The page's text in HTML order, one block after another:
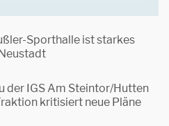
Sporthalle ist starkes
der IGS Am Steintor/Hutten
kritisiert neue Pläne